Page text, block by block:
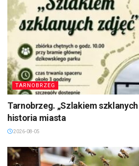
TARNOBRZEG
Tarnobrzeg. „Szlakiem
historia miasta
2026-08-05